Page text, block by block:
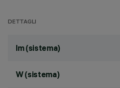
DETTAGLI
lm (sistema)
W (sistema)